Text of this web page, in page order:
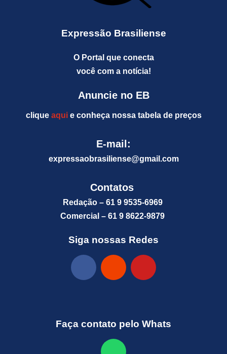
Expressão Brasiliense
O Portal que conecta
você com a notícia!
Anuncie no EB
clique aquie conheça nossa tabela de preços
E-mail:
expressaobrasiliense@gmail.com
Contatos
Redação – 61 9 9535-6969
Comercial – 61 9 8622-9879
Siga nossas Redes
Faça contato pelo Whats